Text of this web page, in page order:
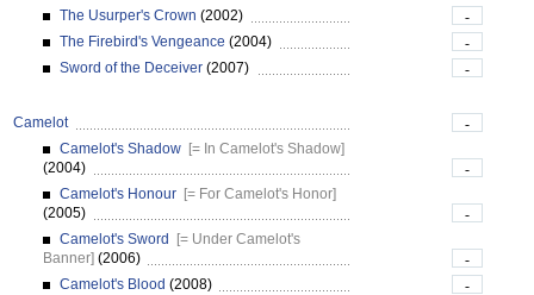
The Usurper's Crown (2002)
-
The Firebird's Vengeance (2004)
-
Sword of the Deceiver (2007) -
Camelot
-
Camelot's Shadow [= In Camelot's Shadow]
(2004)
-
Camelot's Honour [= For Camelot's Honor]
(2005)
-
Camelot's Sword
[= Under Camelot's
Banner] (2006)
-
Camelot's Blood (2008)
-